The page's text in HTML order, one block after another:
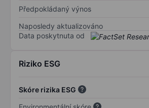
Předpokládaný výnos
Naposledy aktualizováno
Data poskytnuta od
Riziko ESG
Skóre rizika ESG